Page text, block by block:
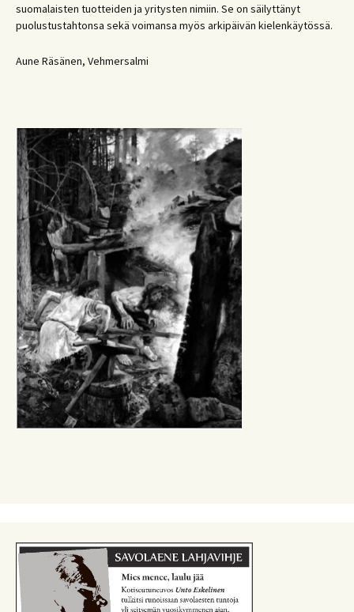
suomalaisten tuotteiden ja yritysten nimiin. Se on säilyttänyt
puolustustahtonsa sekä voimansa myös arkipäivän kielenkäytössä.
Aune Räsänen, Vehmersalmi